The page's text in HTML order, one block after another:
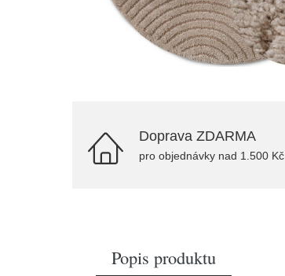
Doprava ZDARMA
pro objednávky nad 1.500 Kč
Popis produktu